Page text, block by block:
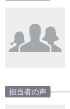
担当者の声